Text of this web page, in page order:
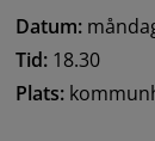
Datum:
Tid: 18.30
Plats: